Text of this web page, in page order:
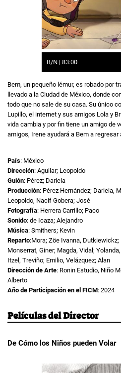
B/N | 83:00
Bem, un pequeño lémur, es robado por
llevado a la Ciudad de México, donde
todo que no sale de su casa. Su único
Lupillo, el internet y sus amigos Lola y
vida cambia y por fin tiene un amigo de
amigos, Irene ayudará a Bem a regresar
País: México
Dirección: Aguilar; Leopoldo
Guión: Pérez; Dariela
Producción: Pérez Hernández; Dariela,
Leopoldo, Nacif Gobera; José
Fotografía: Herrera Carrillo; Paco
Sonido: de Icaza; Alejandro
Música: Smithers; Kevin
Reparto:Mora; Zöe Ivanna,
Monserrat, Giner; Magda, Vidal;
Itzel, Treviño; Emilio, Velázquez; Alan
Dirección de Arte: Ronin Estudio, Niño
Alberto
Año de Participación en el FICM: 2024
Películas del Director
De Cómo los Niños pueden Volar